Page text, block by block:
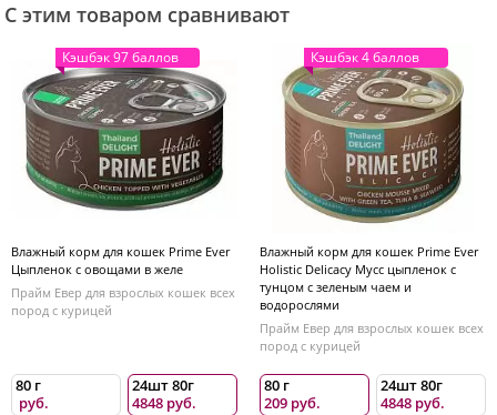
С этим товаром сравнивают
Кэшбэк 97 баллов
Влажный корм для кошек Prime Ever
Цыпленок с овощами в желе
Прайм Евер для взрослых кошек всех
пород с курицей
80 г
руб.
24шт 80г
4848 руб.
Кэшбэк 4 баллов
Влажный корм для кошек Prime Ever
Holistic Delicacy Мусс цыпленок с
тунцом с зеленым чаем и
водорослями
Прайм Евер для взрослых кошек всех
пород с курицей
80 г
209 руб.
24шт 80г
4848 руб.